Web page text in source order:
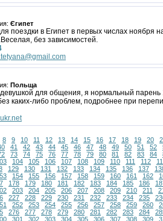
Єгипет
поездки в Египет в первых числах ноября
без зависимостей.
Польща
для общения, я нормальный парень
каких-либо проблем, подробнее при
8 9 10 11 12 13 14 15 16 17 18 19 20
41 42 43 44 45 46 47 48 49 50 51 52
73 74 75 76 77 78 79 80 81 82 83 84
104 105 106 107 108 109 110 111 112
129 130 131 132 133 134 135 136 137
154 155 156 157 158 159 160 161 162
178 179 180 181 182 183 184 185 186
203 204 205 206 207 208 209 210 211
227 228 229 230 231 232 233 234 235
252 253 254 255 256 257 258 259 260
276 277 278 279 280 281 282 283 284
301 302 303 304 305 306 307 308 309